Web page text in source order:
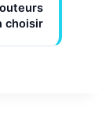
choisir